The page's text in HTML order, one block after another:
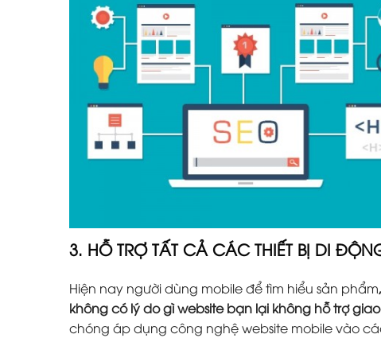
3. HỖ TRỢ TẤT CẢ CÁC THIẾT BỊ DI
Hiện nay người dùng mobile để tìm hiểu sản phẩm
không có lý do gì website bạn lại không hỗ trợ
chóng áp dụng công nghệ website mobile vào